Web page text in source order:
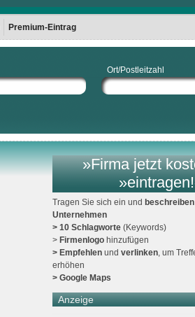
Premium-Eintrag
Ort/Postleitzahl
»Firma jetzt
Tragen Sie sich ein und beschreiben
Unternehmen
> 10 Schlagworte(Keywords)
> Firmenlogohinzufügen
> Empfehlenund verlinken, um
erhöhen
> Google Maps
Anzeige